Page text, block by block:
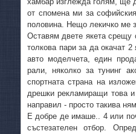
от спомена ми за
половина. Нещо лекичко ме
Оставям двете якета срещу
толкова пари за да окачат
авто моделчета, един
рали, няколко за тунинг
спортната страна на
дрешки рекламиращи това
направил - просто такива
Е добре де имаше.. 4 или
състезателен отбор.